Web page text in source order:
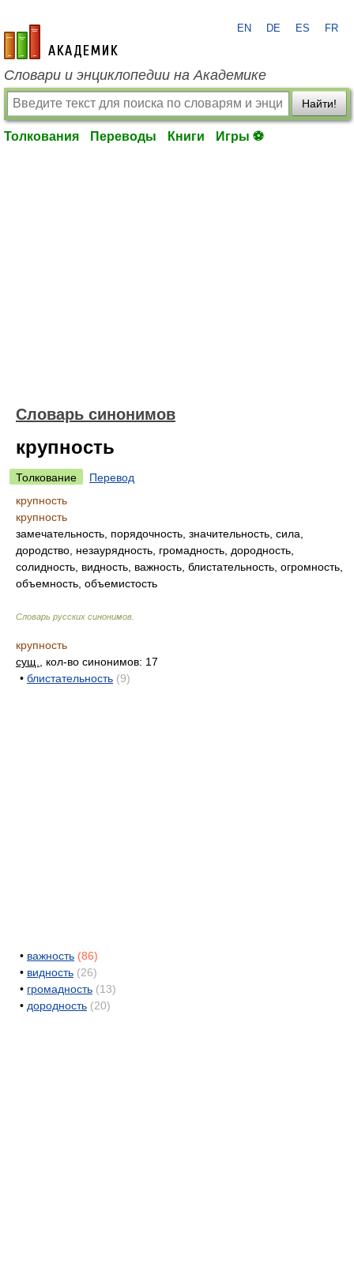
academic.ru
EN DE ES FR
Словари и энциклопедии на Академике
Найти!
Толкования Переводы Книги Игры ⚽
Словарь синонимов
крупность
Толкование
Перевод
крупность
крупность
замечательность, порядочность, значительность, сила,
дородство, незаурядность, громадность, дородность,
солидность, видность, важность, блистательность, огромность,
объемность, объемистость
Словарь русских синонимов
крупность
сущ.
, кол-во синонимов: 17
• блистательность (9)
• важность (86)
• видность (26)
• громадность (13)
• дородность (20)